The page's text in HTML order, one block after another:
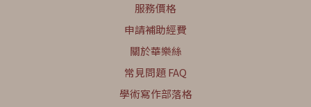
服務價格
申請補助經費
關於華樂絲
常見問題 FAQ
學術寫作部落格